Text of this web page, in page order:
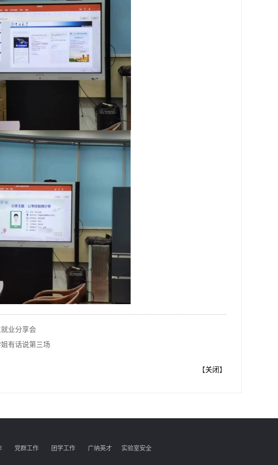
业分享会
有话说第三场
【关闭 】
党群工作 团学工作 广纳英才 实验室安全